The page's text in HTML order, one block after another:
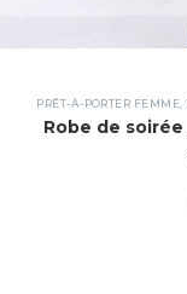
PRÊT-À-PORTER FEMME,
Robe de